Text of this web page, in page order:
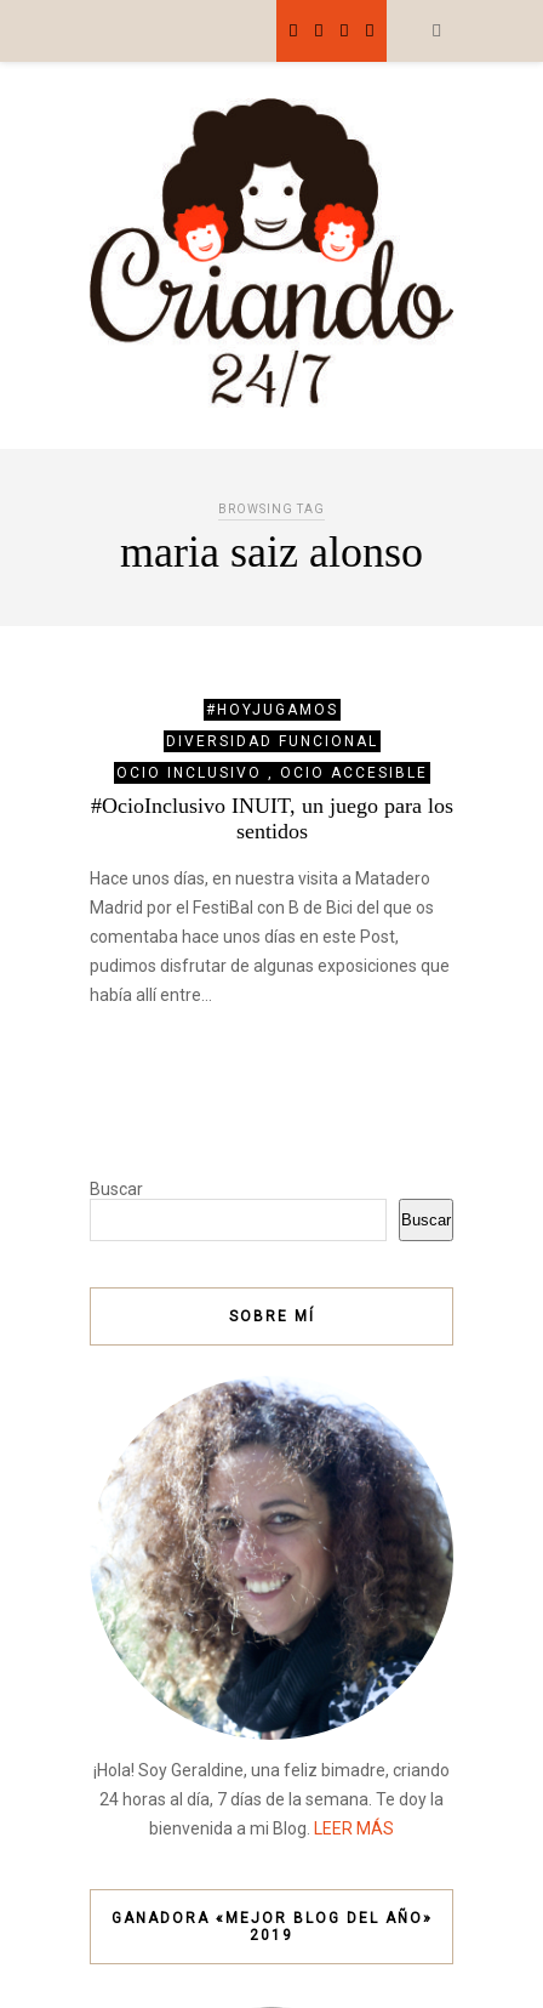
BROWSING TAG
maria saiz alonso
#HOYJUGAMOS
DIVERSIDAD FUNCIONAL
OCIO INCLUSIVO , OCIO ACCESIBLE
#OcioInclusivo INUIT, un juego para los
sentidos
Hace unos días, en nuestra visita a Matadero
Madrid por el FestiBal con B de Bici del que os
comentaba hace unos días en este Post,
pudimos disfrutar de algunas exposiciones que
había allí entre…
Buscar
Buscar
SOBRE MÍ
¡Hola! Soy Geraldine, una feliz bimadre, criando
24 horas al día, 7 días de la semana. Te doy la
bienvenida a mi Blog. LEER MÁS
GANADORA «MEJOR BLOG DEL AÑO»
2019